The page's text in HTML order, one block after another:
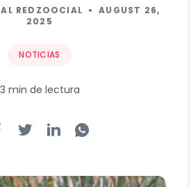
REDZOOCIAL •
AUGUST 26,
2025
NOTICIAS
3 min de lectura